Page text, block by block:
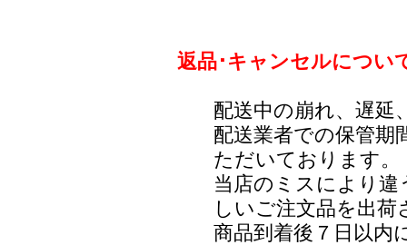
返品･キャンセルについ
配送中の崩れ、遅延
配送業者での保管期
ただいております。
当店のミスにより
しいご注文品を出
商品到着後７日以内